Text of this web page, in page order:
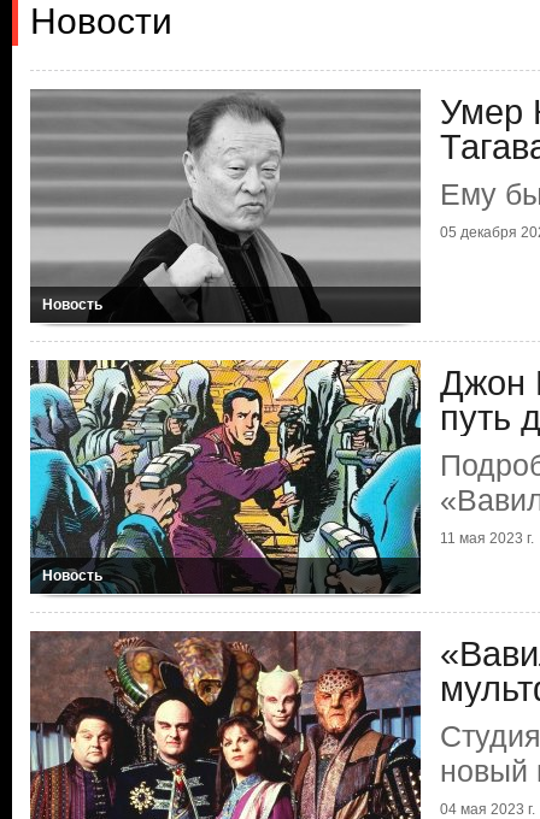
Новости
Новость
Умер
Ему
05 декабря
Новость
Джон
путь
11 мая 2023 г.
новый
04 мая 2023 г.